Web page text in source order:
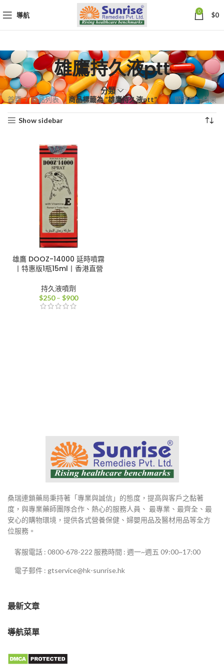
導航 0 $0
雄鷹持久液ptt
分類
首頁 商品列表 商品標籤為 “雄鷹持久液ptt” 顯示單一結果
Show sidebar
雄鷹 DOOZ-14000 延時噴霧
丨特惠版1瓶15ml丨香港直營
持久液噴劑
$250 – $900價
桑瑞連鎖藥局秉持著「專業與誠信」的態度，提高與客戶之黏著
度，與專業藥師團隊合作、熱心的服務人員、 最專業、最齊全、最
安心的購物環境，提供各式營養保健、婦嬰用品及醫材用品等全方
位服務。
客服電話 : 0800-678-222 服務時間 : 週一~週五 09:00~17:00
電子郵件 : gtservice@hk-sunrise.hk
最新文章
導航菜單